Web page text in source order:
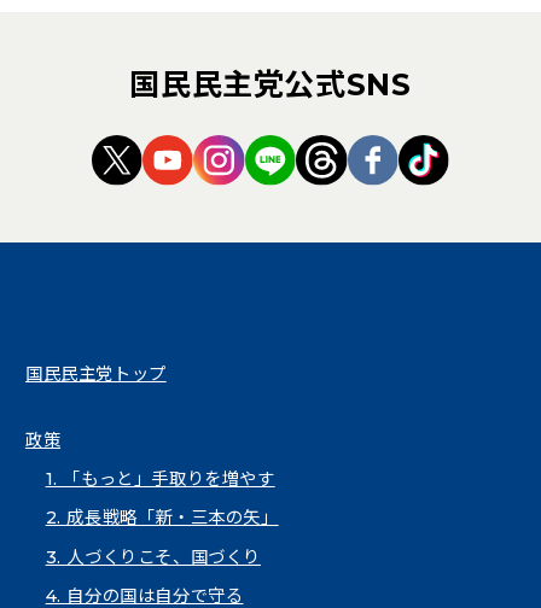
国民民主党公式SNS
（新しいタブで開く）
（新しいタブで開く）
（新しいタブで開く）
（新しいタブで開く）
（新しいタブで開
（新しいタブ
（新しい
国民民主党トップ
政策
1. 「もっと」手取りを増やす
2. 成長戦略「新・三本の矢」
3. 人づくりこそ、国づくり
4. 自分の国は自分で守る